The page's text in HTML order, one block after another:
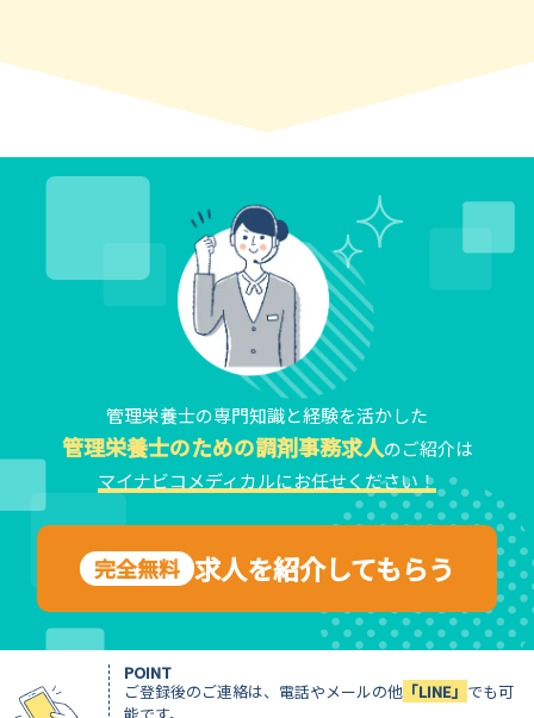
管理栄養士の専門知識と経験を活かした
管理栄養士のための調剤事務求人のご紹介は
マイナビコメディカルにお任せください！
完全無料 求人を紹介してもらう
POINT
ご登録後のご連絡は、電話やメールの他 「LINE」 でも可